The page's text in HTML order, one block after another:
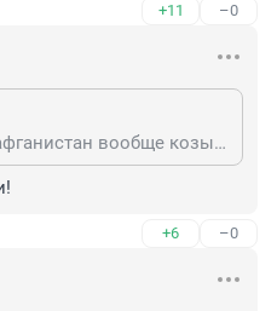
+11 –0
А вот выступал бы за афганистан вообще козырный пацанчег был бы)))
+6 –0